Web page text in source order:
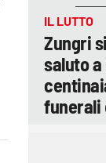
IL LUTTO
Zungri
saluto
funerali